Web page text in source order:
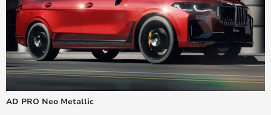
AD PRO Neo Metallic